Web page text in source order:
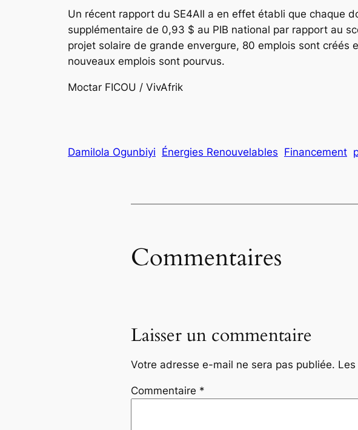
Un récent rapport du SE4All a en effet établi que chaque
supplémentaire de 0,93 $ au PIB national par rapport au
projet solaire de grande envergure, 80 emplois sont
nouveaux emplois sont pourvus.
Moctar FICOU / VivAfrik
Damilola Ogunbiyi Énergies Renouvelables Financement
Commentaires
Laisser un commentaire
Votre adresse e-mail ne sera pas publiée.
Commentaire *